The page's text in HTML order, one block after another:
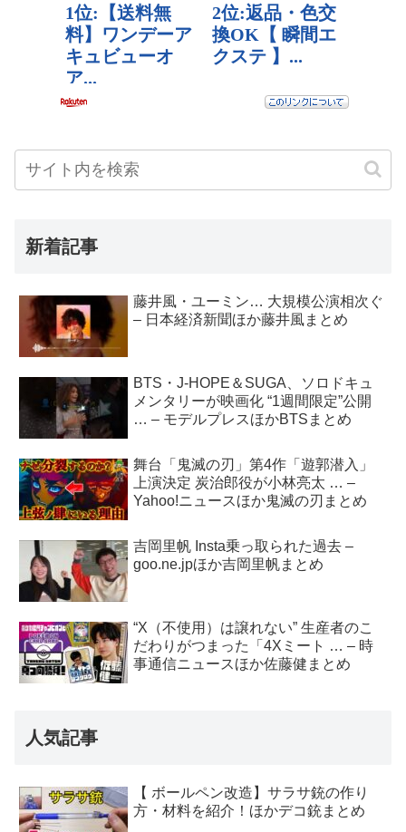
新着記事
藤井風・ユーミン… 大規模公演相次ぐ
– 日本経済新聞ほか藤井風まとめ
BTS・J-HOPE＆SUGA、ソロドキュ
メンタリーが映画化 “1週間限定”公開
… – モデルプレスほかBTSまとめ
舞台「鬼滅の刃」第4作「遊郭潜入」
上演決定 炭治郎役が小林亮太 … –
Yahoo!ニュースほか鬼滅の刃まとめ
吉岡里帆 Insta乗っ取られた過去 –
goo.ne.jpほか吉岡里帆まとめ
“X（不使用）は譲れない” 生産者のこ
だわりがつまった「4Xミート … – 時
事通信ニュースほか佐藤健まとめ
人気記事
【 ボールペン改造】サラサ銃の作り
方・材料を紹介！ほかデコ銃まとめ